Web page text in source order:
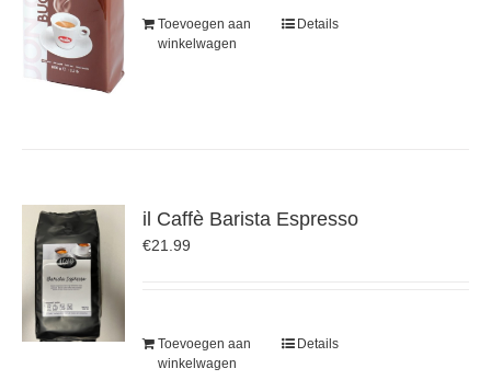
Toevoegen aan
winkelwagen
Details
il Caffè Barista Espresso
€21.99
Toevoegen aan
winkelwagen
Details